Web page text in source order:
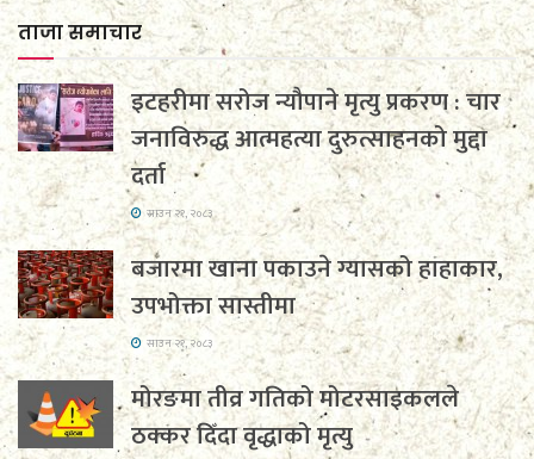
ताजा समाचार
इटहरीमा सरोज न्यौपाने मृत्यु प्रकरण : चार
जनाविरुद्ध आत्महत्या दुरुत्साहनको मुद्दा
दर्ता
साउन २१, २०८३
बजारमा खाना पकाउने ग्यासको हाहाकार,
उपभोक्ता सास्तीमा
साउन २१, २०८३
मोरङमा तीव्र गतिको मोटरसाइकलले
ठक्कर दिँदा वृद्धाको मृत्यु